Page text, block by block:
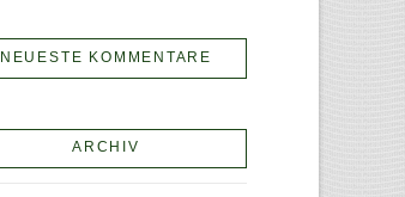
NEUESTE KOMMENTARE
ARCHIV